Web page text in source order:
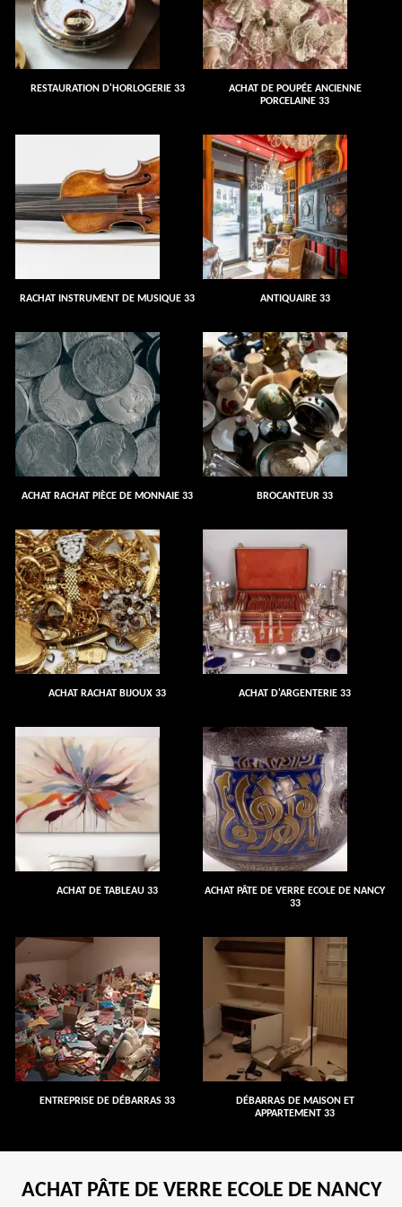
RESTAURATION D'HORLOGERIE 33
ACHAT DE POUPÉE ANCIENNE
PORCELAINE 33
RACHAT INSTRUMENT DE MUSIQUE 33 ANTIQUAIRE 33
ACHAT RACHAT PIÈCE DE MONNAIE 33 BROCANTEUR 33
ACHAT RACHAT BIJOUX 33 ACHAT D'ARGENTERIE 33
ACHAT DE TABLEAU 33
ACHAT PÂTE DE VERRE ECOLE DE NANCY
33
ENTREPRISE DE DÉBARRAS 33
DÉBARRAS DE MAISON ET
APPARTEMENT 33
ACHAT PÂTE DE VERRE ECOLE DE NANCY